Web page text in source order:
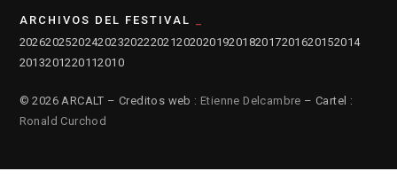
ARCHIVOS DEL FESTIVAL
2026202520242023202220212020201920182017201620152014
2013201220112010
© 2026 ARCALT – Creditos web : Etienne Delcambre – Cartel :
Ronald Curchod